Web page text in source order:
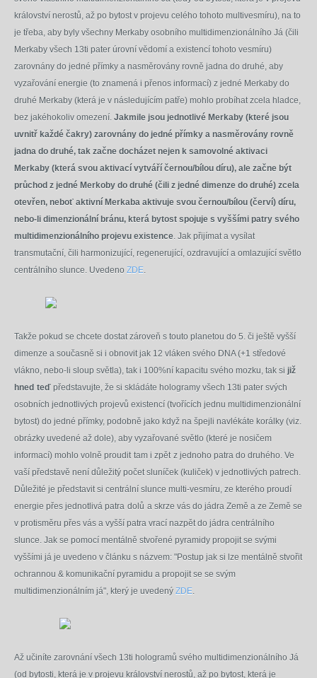
království nerostů, až po bytost v projevu celého tohoto multivesmíru), na to
je třeba, aby byly všechny Merkaby osobního multidimenzionálního Já (čili
Merkaby všech 13ti pater úrovní vědomí a existencí tohoto vesmíru)
zarovnány do jedné přímky a nasměrovány rovně jadna do druhé, aby
vyzařování energie (to znamená i přenos informací) z jedné Merkaby do
druhé Merkaby (která je v následujícím patře) mohlo probíhat zcela hladce,
bez jakéhokoliv omezení. Jakmile jsou jednotlivé Merkaby (které jsou
uvnitř každé čakry) zarovnány do jedné přímky a nasměrovány rovně
jadna do druhé, tak začne docházet nejen k samovolné aktivaci
Merkaby (která svou aktivací vytváří černou/bílou díru), ale začne být
průchod z jedné Merkoby do druhé (čili z jedné dimenze do druhé) zcela
otevřen, neboť aktivní Merkaba aktivuje svou černou/bílou (červí) díru,
nebo-li dimenzionální bránu, která bytost spojuje s vyššími patry svého
multidimenzionálního projevu existence. Jak přijímat a vysílat
transmutační, čili harmonizující, regenerující, ozdravující a omlazující světlo
centrálního slunce. Uvedeno ZDE.
Takže pokud se chcete dostat zároveň s touto planetou do 5. či ještě vyšší
dimenze a současně si i obnovit jak 12 vláken svého DNA (+1 středové
vlákno, nebo-li sloup světla), tak i 100%ní kapacitu svého mozku, tak si již
hned teď představujte, že si skládáte hologramy všech 13ti pater svých
osobních jednotlivých projevů existencí (tvořících jednu multidimenzionální
bytost) do jedné přímky, podobně jako když na špejli navlékáte korálky (viz.
obrázky uvedené až dole), aby vyzařované světlo (které je nosičem
informací) mohlo volně proudit tam i zpět z jednoho patra do druhého. Ve
vaší představě není důležitý počet sluníček (kuliček) v jednotlivých patrech.
Důležité je představit si centrální slunce multi-vesmíru, ze kterého proudí
energie přes jednotlivá patra dolů a skrze vás do jádra Země a ze Země se
v protisměru přes vás a vyšší patra vrací nazpět do jádra centrálního
slunce. Jak se pomocí mentálně stvořené pyramidy propojit se svými
vyššími já je uvedeno v článku s názvem: "Postup jak si lze mentálně stvořit
ochrannou & komunikační pyramidu a propojit se se svým
multidimenzionálním já", který je uvedený ZDE.
Až učiníte zarovnání všech 13ti hologramů svého multidimenzionálního Já
(od bytosti, která je v projevu království nerostů, až po bytost, která je